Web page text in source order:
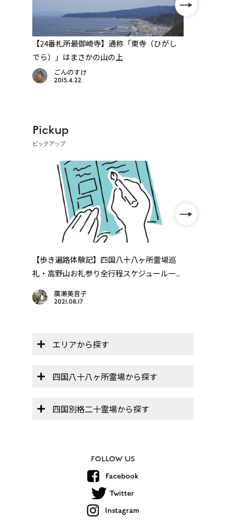
【24番札所最御崎寺】通称「東寺（ひがし
でら）」はまさかの山の上
ごんのすけ
2015.4.22
Pickup
ピックアップ
【歩き遍路体験記】四国八十八ヶ所霊場巡
礼・高野山お礼参り全行程スケジュール一...
廣瀬美音子
2021.08.17
エリアから探す
四国八十八ヶ所霊場から探す
四国別格二十霊場から探す
FOLLOW US
Facebook
Twitter
Instagram